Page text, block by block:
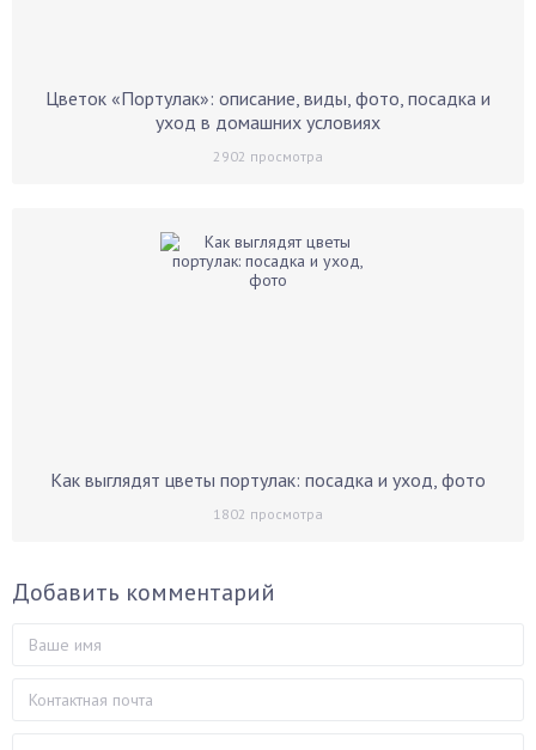
Цветок «Портулак»: описание, виды, фото, посадка и
уход в домашних условиях
2902 просмотра
Как выглядят цветы портулак: посадка и уход, фото
1802 просмотра
Добавить комментарий